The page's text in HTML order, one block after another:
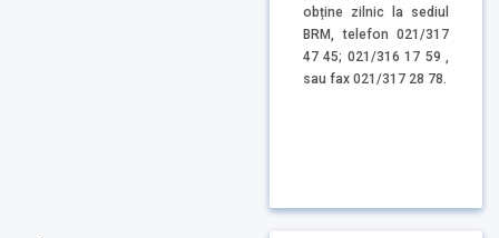
obține zilnic la sediul
BRM, telefon 021/317
47 45; 021/316 17 59 ,
sau fax 021/317 28 78.